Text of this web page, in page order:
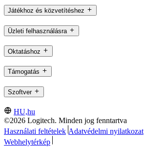
Játékhoz és közvetítéshez
Üzleti felhasználásra
Oktatáshoz
Támogatás
Szoftver
HU,hu
©2026 Logitech. Minden jog fenntartva
Használati feltételek Adatvédelmi nyilatkozat
Webhelytérkép